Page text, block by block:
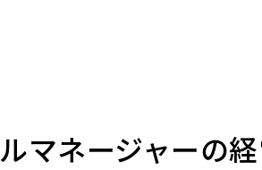
マネージャーの